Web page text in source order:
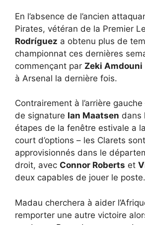
En l’absence de l’ancien
Pirates, vétéran de la Premier
Rodríguez a obtenu plus de
championnat ces dernières
commençant par Zeki Amdouni
à Arsenal la dernière fois.
Contrairement à l’arrière gauche
de signature Ian Maatsen dans
étapes de la fenêtre estivale a
court d’options – les Clarets
approvisionnés dans le
droit, avec Connor Roberts et
deux capables de jouer le poste.
Madau cherchera à aider
remporter une autre victoire